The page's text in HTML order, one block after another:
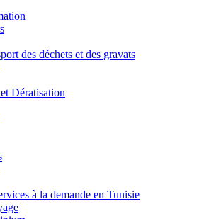
des déchets et des gravats
Dératisation
à la demande en Tunisie